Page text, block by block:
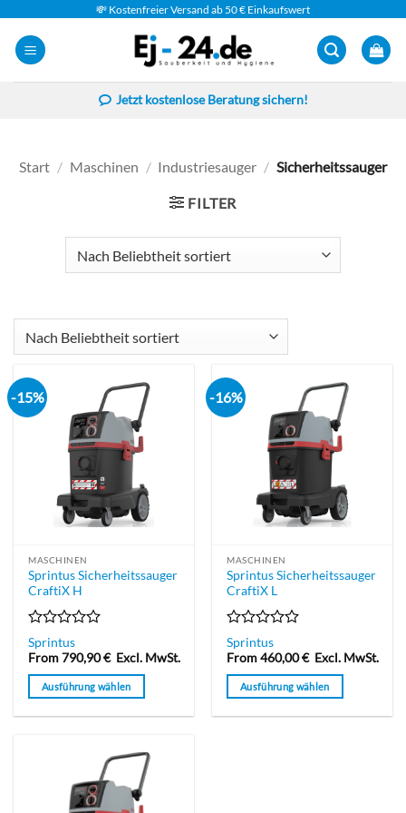
Inhalt
springen
💸 Kostenfreier Versand ab 50 € Einkaufswert
Jetzt kostenlose Beratung sichern!
Start / Maschinen / Industriesauger / Sicherheitssauger
FILTER
-15%
MASCHINEN
Sprintus Sicherheitssauger
CraftiX H
Bewertet
mit
0
von
5
Sprintus
From790,90€ Excl. MwSt.
Ausführung wählen
Varianten
-16%
MASCHINEN
Sprintus Sicherheitssauger
CraftiX L
Bewertet
mit
0
von
5
Sprintus
From460,00€ Excl. MwSt.
Ausführung wählen